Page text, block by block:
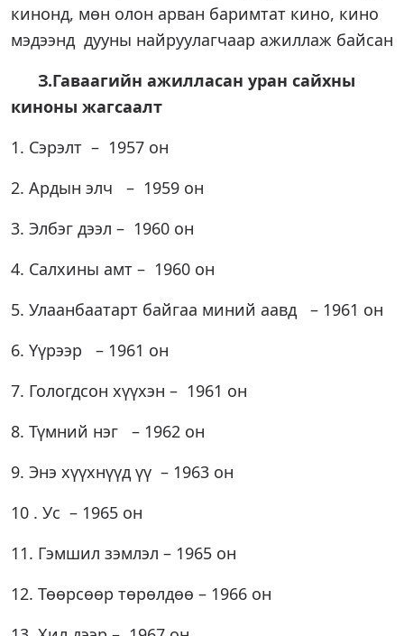
кинонд, мөн олон арван баримтат кино, кино
мэдээнд дууны найруулагчаар ажиллаж байсан
З.Гаваагийн ажилласан уран сайхны
киноны жагсаалт
1. Сэрэлт – 1957 он
2. Ардын элч – 1959 он
3. Элбэг дээл – 1960 он
4. Салхины амт – 1960 он
5. Улаанбаатарт байгаа миний аавд – 1961 он
6. Үүрээр – 1961 он
7. Гологдсон хүүхэн – 1961 он
8. Түмний нэг – 1962 он
9. Энэ хүүхнүүд үү – 1963 он
10 . Ус – 1965 он
11. Гэмшил зэмлэл – 1965 он
12. Төөрсөөр төрөлдөө – 1966 он